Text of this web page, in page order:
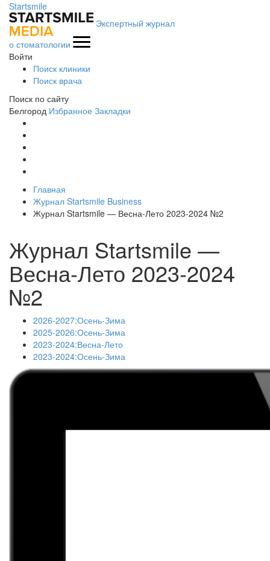
Startsmile
Экспертный журнал
о стоматологии
Войти
Поиск клиники
Поиск врача
Поиск по сайту
Белгород Избранное Закладки
Главная
Журнал Startsmile Business
Журнал Startsmile — Весна-Лето 2023-2024 №2
Журнал Startsmile —
Весна-Лето 2023-2024
№2
2026-2027:Осень-Зима
2025-2026:Осень-Зима
2023-2024:Весна-Лето
2023-2024:Осень-Зима